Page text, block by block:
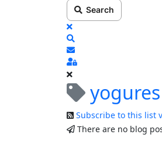
Search
x
Subscribe to blog
Sign In
Subscribe to this list
There are no blog